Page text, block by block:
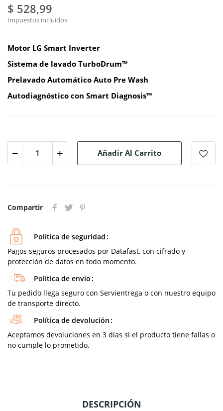
$ 528,99
Impuestos incluidos
Motor LG Smart Inverter
Sistema de lavado TurboDrum™
Prelavado Automático Auto Pre Wash
Autodiagnóstico con Smart Diagnosis™
Añadir Al Carrito
Compartir
Política de seguridad
Pagos seguros procesados por Datafast, con cifrado y
protección de datos en todo momento.
Política de envio
Tu pedido llega seguro con Servientrega o con nuestro equipo
de transporte directo.
Política de devolución
Aceptamos devoluciones en 3 días si el producto tiene fallas o
no cumple lo prometido.
DESCRIPCIÓN